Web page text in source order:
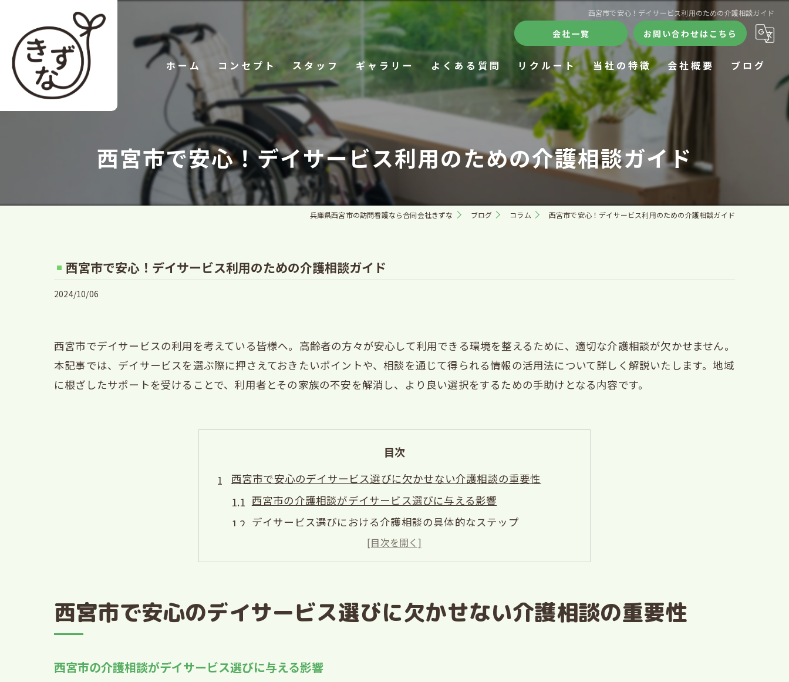
西宮市で安心！デイサービス利用のための介護相談ガイド
会社一覧 お問い合わせはこちら
ホーム コンセプト スタッフ ギャラリー よくある質問 リクルート 当社の特徴
ケアハウス
24時間
在宅療養
会社概要
合同会社きずな
ケアハウスきずな
きずなデイサロン
ブログ
西宮市で安心！デイサービス利用のための介護相談ガイド
兵庫県西宮市の訪問看護なら合同会社きずな ブログ コラム 西宮市で安心！デイサービス利用のための介護相談ガイド
西宮市で安心！デイサービス利用のための介護相談ガイド
2024/10/06
西宮市でデイサービスの利用を考えている皆様へ。高齢者の方々が安心して利用できる環境を整えるために、適切な介護相談が欠かせません。
本記事では、デイサービスを選ぶ際に押さえておきたいポイントや、相談を通じて得られる情報の活用法について詳しく解説いたします。地域
に根ざしたサポートを受けることで、利用者とその家族の不安を解消し、より良い選択をするための手助けとなる内容です。
目次
西宮市で安心のデイサービス選びに欠かせない介護相談の重要性
西宮市の介護相談がデイサービス選びに与える影響
デイサービス選びにおける介護相談の具体的なステップ
安心感を高める西宮市の介護相談の活用法
介護相談を活用した最適なデイサービスの選び方
地域に根差した介護相談でデイサービス選びを成功させる
デイサービス選びに役立つ西宮市の介護相談プログラム
西宮市で安心のデイサービス選びに欠かせない介護相談の重要性
西宮市の介護相談がデイサービス選びに与える影響